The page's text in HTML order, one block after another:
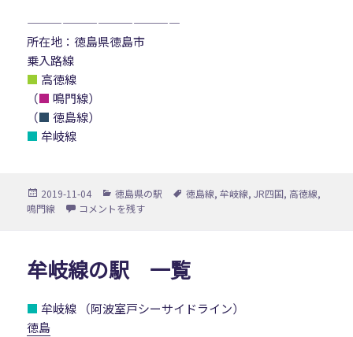
—————————————
所在地：徳島県徳島市
乗入路線
■ 高徳線
（■鳴門線）
（■徳島線）
■牟岐線
投
稿
2019-11-04
カ
テ
徳島県の駅
タ
徳島線,牟岐線,JR四国,高徳線,
鳴門線
徳島駅 に
コメントを残す
牟岐線の駅 一覧
■牟岐線 （阿波室戸シーサイドライン）
徳島